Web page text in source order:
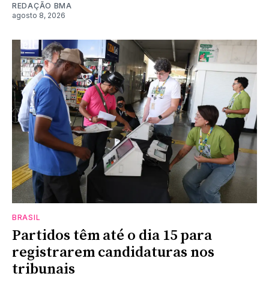
REDAÇÃO BMA
agosto 8, 2026
BRASIL
Partidos têm até o dia 15 para
registrarem candidaturas nos
tribunais